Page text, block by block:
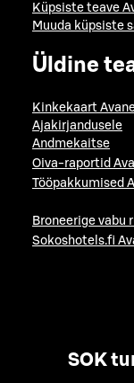
Küpsiste teave
Muuda küpsiste
Üldine
Kinkekaart
Ajakirjandusele
Andmekaitse
Oiva-raportid
Tööpakkumised
Broneerige vabu
Sokoshotels.fi
SOK